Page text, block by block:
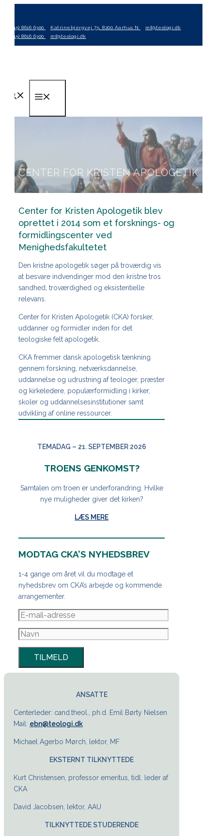
indhold
(+45) 8616 6300 Katrinebjergvej 75, 8200 Aarhus N
mf@teologi.dk
(+45) 8616 6300
mf@teologi.dk
CENTER FOR KRISTEN APOLOGETIK
Center for Kristen Apologetik blev
oprettet i 2014 som et forsknings- og
formidlingscenter ved
Menighedsfakultetet
Den kristne apologetik søger på troværdig vis
at besvare indvendinger mod den kristne tros
sandhed, troværdighed og eksistentielle
relevans.
Center for Kristen Apologetik (CKA) forsker,
uddanner og formidler inden for det
teologiske felt apologetik.
CKA fremmer dansk apologetisk tænkning
gennem forskning, netværksdannelse,
uddannelse og udrustning af teologer, præster
og kirkeledere, populærformidling i kirker,
skoler og uddannelsesinstitutioner samt
udvikling af online ressourcer.
TEMADAG – 21. SEPTEMBER 2026
TROENS GENKOMST?
Samtalen om troen er underforandring. Hvilke
nye muligheder giver det kirken?
LÆS MERE
MODTAG CKA’S NYHEDSBREV
1-4 gange om året vil du modtage et
nyhedsbrev om CKA’s arbejde og kommende
arrangementer.
ANSATTE
Centerleder: cand.theol., ph.d. Emil Børty Nielsen
Mail: ebn@teologi.dk
Michael Agerbo Mørch, lektor, MF
EKSTERNT TILKNYTTEDE
Kurt Christensen, professor emeritus, tidl. leder af
CKA
David Jacobsen, lektor, AAU
TILKNYTTEDE STUDERENDE